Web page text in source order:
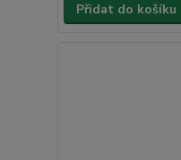
Přidat do košíku